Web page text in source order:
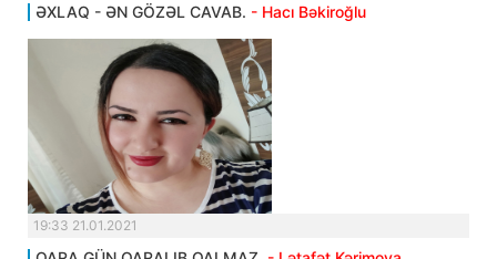
ƏXLAQ - ƏN GÖZƏL CAVAB. - Hacı Bəkiroğlu
19:33 21.01.2021